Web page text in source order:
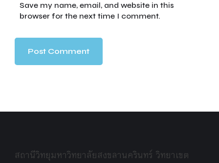
Save my name, email, and website in this
browser for the next time I comment.
สถานีวิทยุมหาวิทยาลัยสงขลานครินทร์ วิทยาเขต